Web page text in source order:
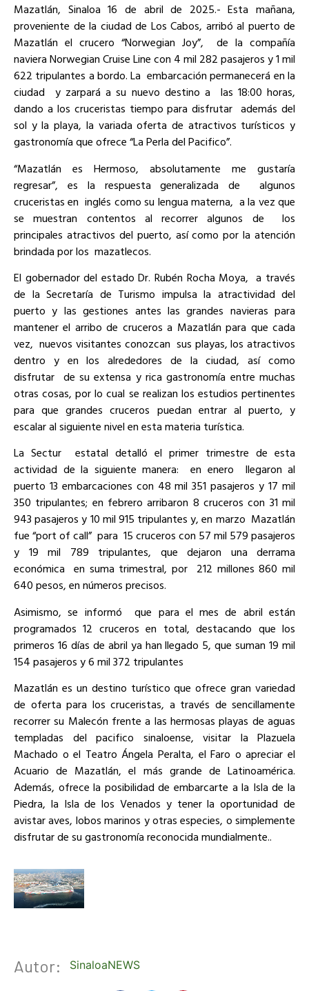
Mazatlán, Sinaloa 16 de abril de 2025.- Esta mañana,
proveniente de la ciudad de Los Cabos, arribó al puerto de
Mazatlán el crucero “Norwegian Joy”, de la compañía
naviera Norwegian Cruise Line con 4 mil 282 pasajeros y 1 mil
622 tripulantes a bordo. La embarcación permanecerá en la
ciudad y zarpará a su nuevo destino a las 18:00 horas,
dando a los cruceristas tiempo para disfrutar además del
sol y la playa, la variada oferta de atractivos turísticos y
gastronomía que ofrece “La Perla del Pacifico”.
“Mazatlán es Hermoso, absolutamente me gustaría
regresar”, es la respuesta generalizada de algunos
cruceristas en inglés como su lengua materna, a la vez que
se muestran contentos al recorrer algunos de los
principales atractivos del puerto, así como por la atención
brindada por los mazatlecos.
El gobernador del estado Dr. Rubén Rocha Moya, a través
de la Secretaría de Turismo impulsa la atractividad del
puerto y las gestiones antes las grandes navieras para
mantener el arribo de cruceros a Mazatlán para que cada
vez, nuevos visitantes conozcan sus playas, los atractivos
dentro y en los alrededores de la ciudad, así como
disfrutar de su extensa y rica gastronomía entre muchas
otras cosas, por lo cual se realizan los estudios pertinentes
para que grandes cruceros puedan entrar al puerto, y
escalar al siguiente nivel en esta materia turística.
La Sectur estatal detalló el primer trimestre de esta
actividad de la siguiente manera: en enero llegaron al
puerto 13 embarcaciones con 48 mil 351 pasajeros y 17 mil
350 tripulantes; en febrero arribaron 8 cruceros con 31 mil
943 pasajeros y 10 mil 915 tripulantes y, en marzo Mazatlán
fue “port of call” para 15 cruceros con 57 mil 579 pasajeros
y 19 mil 789 tripulantes, que dejaron una derrama
económica en suma trimestral, por 212 millones 860 mil
640 pesos, en números precisos.
Asimismo, se informó que para el mes de abril están
programados 12 cruceros en total, destacando que los
primeros 16 días de abril ya han llegado 5, que suman 19 mil
154 pasajeros y 6 mil 372 tripulantes
Mazatlán es un destino turístico que ofrece gran variedad
de oferta para los cruceristas, a través de sencillamente
recorrer su Malecón frente a las hermosas playas de aguas
templadas del pacifico sinaloense, visitar la Plazuela
Machado o el Teatro Ángela Peralta, el Faro o apreciar el
Acuario de Mazatlán, el más grande de Latinoamérica.
Además, ofrece la posibilidad de embarcarte a la Isla de la
Piedra, la Isla de los Venados y tener la oportunidad de
avistar aves, lobos marinos y otras especies, o simplemente
disfrutar de su gastronomía reconocida mundialmente..
Autor: SinaloaNEWS